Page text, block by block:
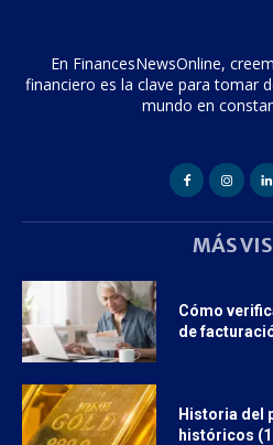
En FinancesNewsOnline,
financiero es la clave para tomar
mundo en
MÁS
Cómo
de
Historia del
históricos